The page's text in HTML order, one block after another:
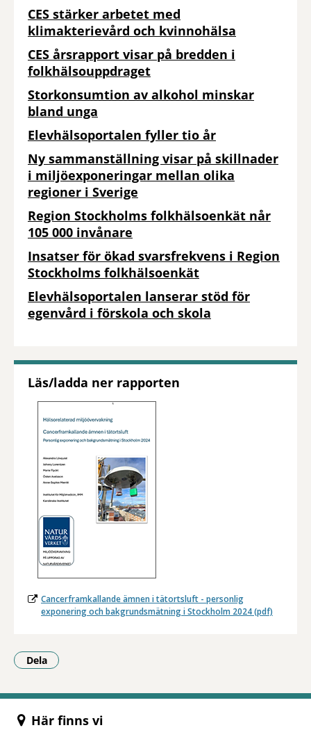
CES stärker arbetet med
klimakterievård och kvinnohälsa
CES årsrapport visar på bredden i
folkhälsouppdraget
Storkonsumtion av alkohol minskar
bland unga
Elevhälsoportalen fyller tio år
Ny sammanställning visar på skillnader
i miljöexponeringar mellan olika
regioner i Sverige
Region Stockholms folkhälsoenkät når
105 000 invånare
Insatser för ökad svarsfrekvens i Region
Stockholms folkhälsoenkät
Elevhälsoportalen lanserar stöd för
egenvård i förskola och skola
Läs/ladda ner rapporten
Cancerframkallande ämnen i tätortsluft - personlig
exponering och bakgrundsmätning i Stockholm 2024 (pdf)
Dela
- Klicka för att öppna delningsalternativ.
Här finns vi